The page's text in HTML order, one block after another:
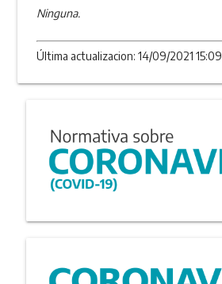
Ninguna.
Última actualizacion: 14/09/2021 15:09